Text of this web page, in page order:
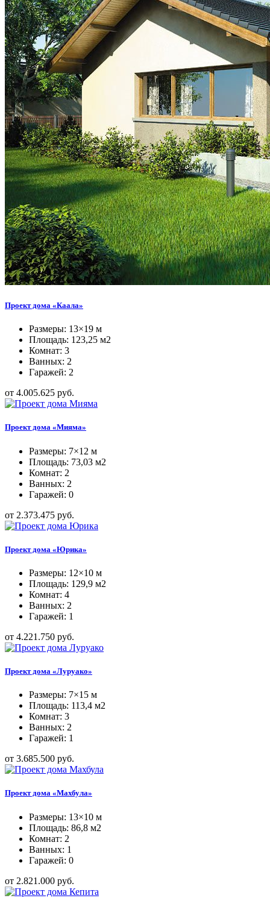
Проект дома «Каала»
Размеры: 13×19 м
Площадь: 123,25 м2
Комнат: 3
Ванных: 2
Гаражей: 2
от 4.005.625 руб.
Проект дома «Мияма»
Размеры: 7×12 м
Площадь: 73,03 м2
Комнат: 2
Ванных: 2
Гаражей: 0
от 2.373.475 руб.
Проект дома «Юрика»
Размеры: 12×10 м
Площадь: 129,9 м2
Комнат: 4
Ванных: 2
Гаражей: 1
от 4.221.750 руб.
Проект дома «Луруако»
Размеры: 7×15 м
Площадь: 113,4 м2
Комнат: 3
Ванных: 2
Гаражей: 1
от 3.685.500 руб.
Проект дома «Махбула»
Размеры: 13×10 м
Площадь: 86,8 м2
Комнат: 2
Ванных: 1
Гаражей: 0
от 2.821.000 руб.